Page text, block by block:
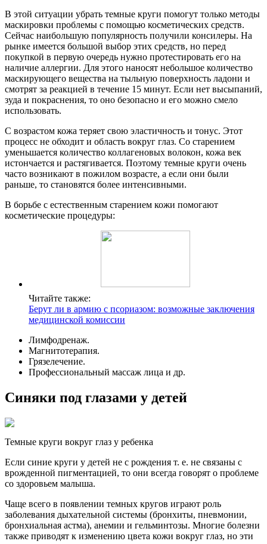
В этой ситуации убрать темные круги помогут только методы
маскировки проблемы с помощью косметических средств.
Сейчас наибольшую популярность получили консилеры. На
рынке имеется большой выбор этих средств, но перед
покупкой в первую очередь нужно протестировать его на
наличие аллергии. Для этого наносят небольшое количество
маскирующего вещества на тыльную поверхность ладони и
смотрят за реакцией в течение 15 минут. Если нет высыпаний,
зуда и покраснения, то оно безопасно и его можно смело
использовать.
С возрастом кожа теряет свою эластичность и тонус. Этот
процесс не обходит и область вокруг глаз. Со старением
уменьшается количество коллагеновых волокон, кожа век
истончается и растягивается. Поэтому темные круги очень
часто возникают в пожилом возрасте, а если они были
раньше, то становятся более интенсивными.
В борьбе с естественным старением кожи помогают
косметические процедуры:
Читайте также:
Берут ли в армию с псориазом: возможные заключения
медицинской комиссии
Лимфодренаж.
Магнитотерапия.
Грязелечение.
Профессиональный массаж лица и др.
Синяки под глазами у детей
Темные круги вокруг глаз у ребенка
Если синие круги у детей не с рождения т. е. не связаны с
врожденной пигментацией, то они всегда говорят о проблеме
со здоровьем малыша.
Чаще всего в появлении темных кругов играют роль
заболевания дыхательной системы (бронхиты, пневмонии,
бронхиальная астма), анемии и гельминтозы. Многие болезни
также приводят к изменению цвета кожи вокруг глаз, но эти